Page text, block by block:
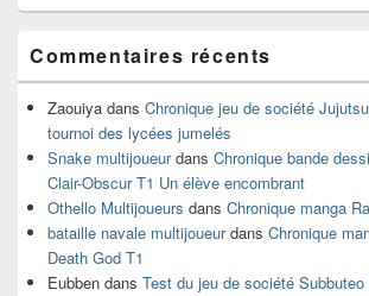
Commentaires récents
Zaouiya dans Chronique jeu de société
tournoi des lycées jumelés
Snake multijoueurdans Chronique bande
Clair-Obscur T1 Un élève encombrant
Othello Multijoueurs dans Chronique manga
bataille navale multijoueurdans Chronique
Death God T1
Eubben dans Test du jeu de société